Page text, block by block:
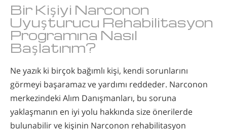
Bir Kişiyi Narconon
Uyuşturucu Rehabilitasyon
Programına Nasıl
Başlatırım?
Ne yazık ki birçok bağımlı kişi, kendi sorunlarını
görmeyi başaramaz ve yardımı reddeder. Narconon
merkezindeki Alım Danışmanları, bu soruna
yaklaşmanın en iyi yolu hakkında size önerilerde
bulunabilir ve kişinin Narconon rehabilitasyon